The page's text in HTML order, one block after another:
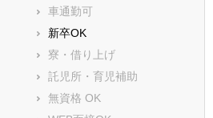
車通勤可
新卒OK
寮・借り上げ
託児所・育児補助
無資格 OK